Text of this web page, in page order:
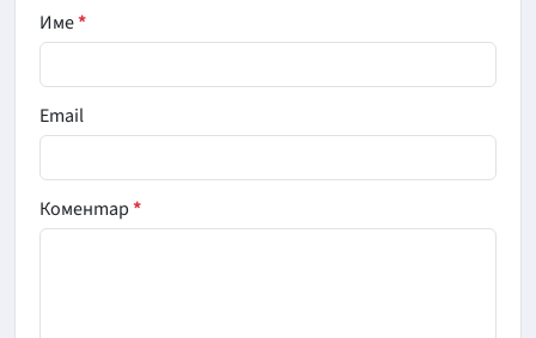
Име*
Email
Коментар*